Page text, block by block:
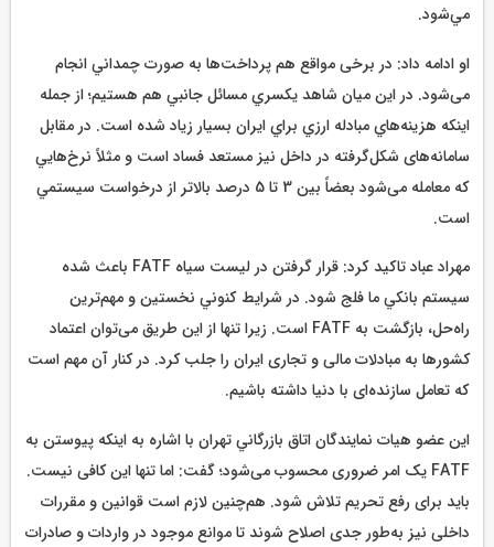
مي‌شود.
او ادامه داد: در برخی مواقع هم پرداخت‌ها به صورت چمداني انجام
می‌شود. در اين ميان شاهد يكسري مسائل جانبي هم هستيم؛ از جمله
اينكه هزينه‌هاي مبادله ارزي براي ايران بسیار زياد شده است. در مقابل
سامانه‌های شکل‌گرفته در داخل نیز مستعد فساد است و مثلاً نرخ‌هايي
كه معامله می‌شود بعضاً بين 3 تا 5 درصد بالاتر از درخواست سيستمي
است.
مهراد عباد تاكيد كرد: قرار گرفتن در لیست سیاه FATF باعث شده
سيستم بانكي ما فلج شود. در شرايط كنوني نخستین و مهم‌ترین
راه‌حل، بازگشت به FATF است. زيرا تنها از این طریق می‌توان اعتماد
کشورها به مبادلات مالی و تجاری ایران را جلب کرد. در کنار آن مهم است
كه تعامل سازنده‌ای با دنيا داشته باشيم.
اين عضو هيات نمايندگان اتاق بازرگاني تهران با اشاره به اينكه پیوستن به
FATF یک امر ضروری محسوب می‌شود؛ گفت: اما تنها این کافی نیست.
باید برای رفع تحریم تلاش شود. هم‌چنین لازم است قوانین و مقررات
داخلی نیز به‌طور جدی اصلاح شوند تا موانع موجود در واردات و صادرات